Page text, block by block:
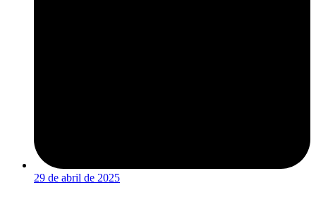
29 de abril de 2025